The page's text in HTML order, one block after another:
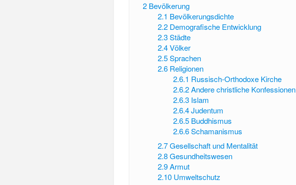
2 Bevölkerung
2.1 Bevölkerungsdichte
2.2 Demografische Entwicklung
2.3 Städte
2.4 Völker
2.5 Sprachen
2.6 Religionen
2.6.1 Russisch-Orthodoxe Kirche
2.6.2 Andere christliche Konfessionen
2.6.3 Islam
2.6.4 Judentum
2.6.5 Buddhismus
2.6.6 Schamanismus
2.7 Gesellschaft und Mentalität
2.8 Gesundheitswesen
2.9 Armut
2.10 Umweltschutz